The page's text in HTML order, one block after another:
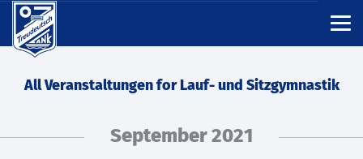
All Veranstaltungen for Lauf- und Sitzgymnastik
September 2021